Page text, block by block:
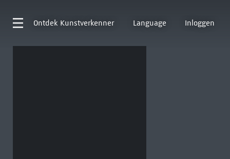
Ontdek Kunstverkenner Language Inloggen